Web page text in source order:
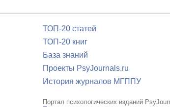
ТОП-20 статей
ТОП-20 книг
База знаний
Проекты PsyJournals.ru
История журналов МГППУ
Портал психологических изданий